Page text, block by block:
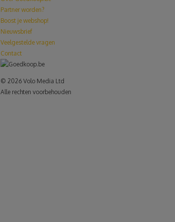
Partner worden?
Boost je webshop!
Nieuwsbrief
Veelgestelde vragen
Contact
© 2026 Volo Media Ltd
Alle rechten voorbehouden